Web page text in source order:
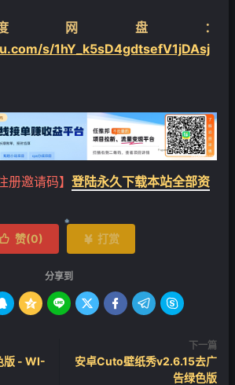
网盘：
s/1hY_k5sD4gdtsefV1jDAsj
册邀请码】 登陆永久下载本站全部资
赞(0)  打赏
分享到
     
版 - WI-
下一篇
安卓Cuto壁纸秀v2.6.15去广
告绿色版
❄